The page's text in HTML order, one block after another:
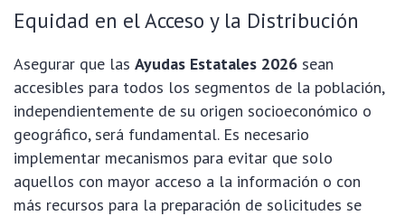
Equidad en el Acceso y la Distribución
Asegurar que las Ayudas Estatales 2026 sean
accesibles para todos los segmentos de la población,
independientemente de su origen socioeconómico o
geográfico, será fundamental. Es necesario
implementar mecanismos para evitar que solo
aquellos con mayor acceso a la información o con
más recursos para la preparación de solicitudes se